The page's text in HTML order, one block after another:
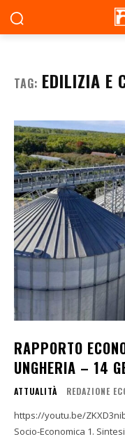
TAG: EDILIZIA E
RAPPORTO
UNGHERIA – 14
ATTUALITÀ REDAZIONE
https://youtu.be/ZKXD3nibSrw Analisi Congiunturale,
Socio-Economica 1. Sintesi Esecutiva: Un'Economia a Due Velocità